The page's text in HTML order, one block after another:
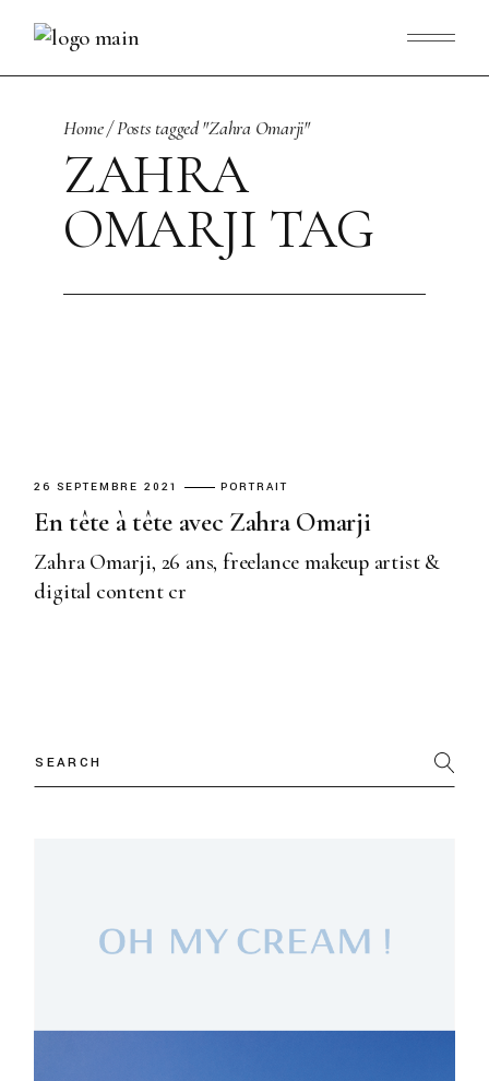
content
Home Posts tagged "Zahra Omarji"
ZAHRA
OMARJI TAG
26 SEPTEMBRE 2021 PORTRAIT
En tête à tête avec Zahra Omarji
Zahra Omarji, 26 ans, freelance makeup artist &
digital content cr